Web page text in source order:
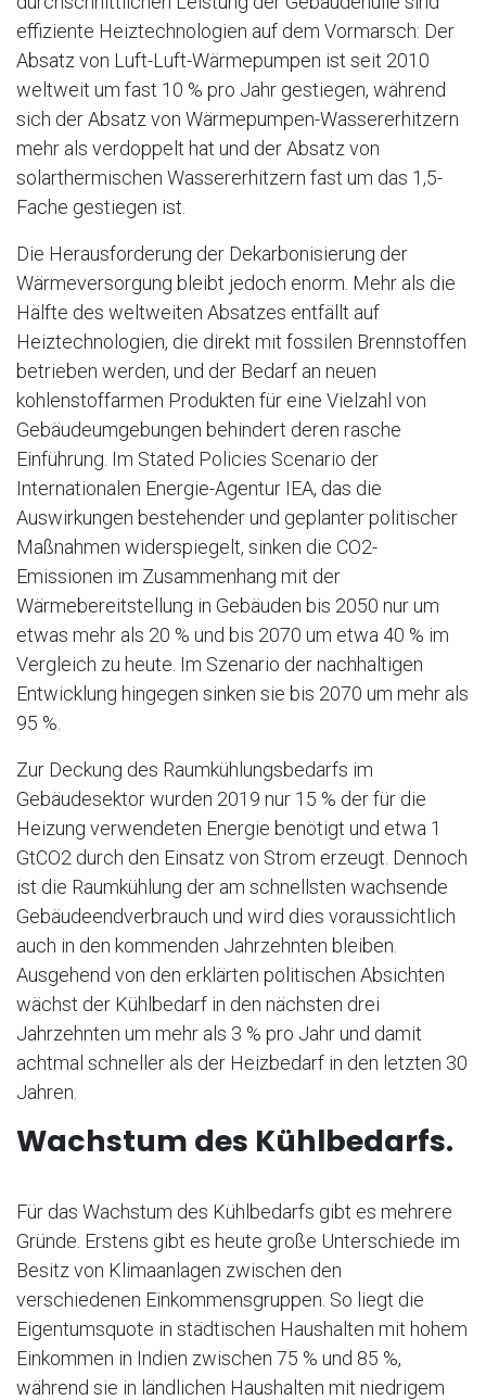
effiziente Heiztechnologien auf dem Vormarsch: Der
Absatz von Luft-Luft-Wärmepumpen ist seit 2010
weltweit um fast 10 % pro Jahr gestiegen, während
sich der Absatz von Wärmepumpen-Wassererhitzern
mehr als verdoppelt hat und der Absatz von
solarthermischen Wassererhitzern fast um das 1,5-
Fache gestiegen ist.
Die Herausforderung der Dekarbonisierung der
Wärmeversorgung bleibt jedoch enorm. Mehr als die
Hälfte des weltweiten Absatzes entfällt auf
Heiztechnologien, die direkt mit fossilen Brennstoffen
betrieben werden, und der Bedarf an neuen
kohlenstoffarmen Produkten für eine Vielzahl von
Gebäudeumgebungen behindert deren rasche
Einführung. Im Stated Policies Scenario der
Internationalen Energie-Agentur IEA, das die
Auswirkungen bestehender und geplanter politischer
Maßnahmen widerspiegelt, sinken die CO2-
Emissionen im Zusammenhang mit der
Wärmebereitstellung in Gebäuden bis 2050 nur um
etwas mehr als 20 % und bis 2070 um etwa 40 % im
Vergleich zu heute. Im Szenario der nachhaltigen
Entwicklung hingegen sinken sie bis 2070 um mehr als
95 %.
Zur Deckung des Raumkühlungsbedarfs im
Gebäudesektor wurden 2019 nur 15 % der für die
Heizung verwendeten Energie benötigt und etwa 1
GtCO2 durch den Einsatz von Strom erzeugt. Dennoch
ist die Raumkühlung der am schnellsten wachsende
Gebäudeendverbrauch und wird dies voraussichtlich
auch in den kommenden Jahrzehnten bleiben.
Ausgehend von den erklärten politischen Absichten
wächst der Kühlbedarf in den nächsten drei
Jahrzehnten um mehr als 3 % pro Jahr und damit
achtmal schneller als der Heizbedarf in den letzten 30
Jahren.
Wachstum des Kühlbedarfs.
Für das Wachstum des Kühlbedarfs gibt es mehrere
Gründe. Erstens gibt es heute große Unterschiede im
Besitz von Klimaanlagen zwischen den
verschiedenen Einkommensgruppen. So liegt die
Eigentumsquote in städtischen Haushalten mit hohem
Einkommen in Indien zwischen 75 % und 85 %,
während sie in ländlichen Haushalten mit niedrigem